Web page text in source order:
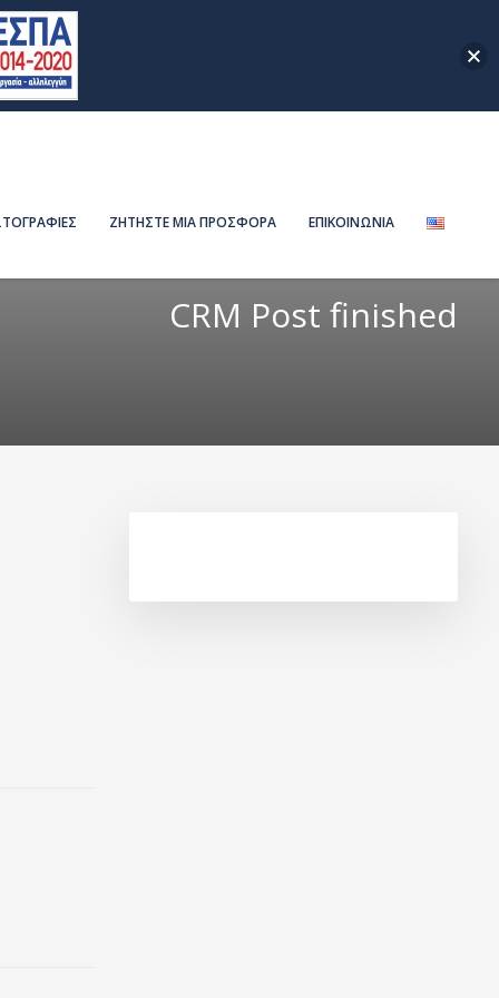
ΖΗΤΗΣΤΕ ΜΙΑ ΠΡΟΣΦΟΡΑ ΕΠΙΚΟΙΝΩΝΙΑ
CRM Post finished